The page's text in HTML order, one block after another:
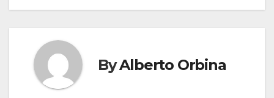
ByAlberto Orbina